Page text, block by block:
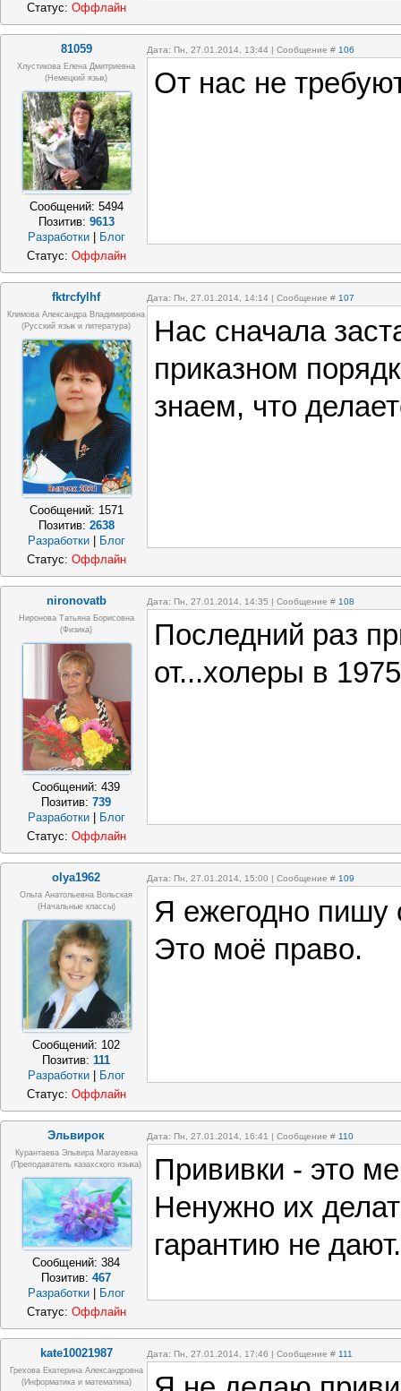
Статус: Оффлайн
81059 Дата: Пн, 27.01.2014, 13:44 | Сообщение # 106
Хлустикова Елена Дмитриевна
(немецкий язык)
Сообщений: 5494
Позитив: 9613
Разработки
Блог
От нас не
Статус: Оффлайн
fktrcfylhf Дата: Пн, 27.01.2014, 14:14 | Сообщение # 107
Климова Александра Владимировна
(русский язык и литература)
Сообщений: 1571
Позитив: 2638
Разработки | Блог
Нас сначала
приказном
знаем, что
Статус: Оффлайн
nironovatb Дата: Пн, 27.01.2014, 14:35 | Сообщение # 108
Ниронова Татьяна Борисовна
(физика)
Сообщений:439
Позитив:739
Разработки
Блог
Последний раз
от...холеры в
Статус: Оффлайн
olya1962 Дата: Пн, 27.01.2014, 15:00 | Сообщение # 109
Ольга Анатольевна Вольская
(начальные классы)
Сообщений: 102
Позитив:111
Разработки
Блог
Я ежегодно пишу
Это моё право.
Статус: Оффлайн
Эльвирок Дата: Пн, 27.01.2014, 16:41 | Сообщение # 110
Курантаева Эльвира Магауевна
(Преподаватель казахского языка)
Сообщений:384
Позитив:467
Разработки
Блог
Прививки - это
Ненужно их
гарантию не дают.
Статус: Оффлайн
kate10021987 Дата: Пн, 27.01.2014, 17:46 | Сообщение # 111
Грехова Екатерина Александровна
(информатика и математика)